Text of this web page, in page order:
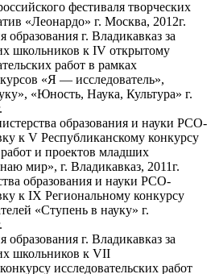
фестиваля творческих
«Леонардо» г. Москва, 2012г.
образования г. Владикавказ за
школьников к IV открытому
работ в рамках
«Я — исследователь»,
«Юность, Наука, Культура» г.
образования и науки РСО-
к V Республиканскому конкурсу
работ и проектов младших
мир», г. Владикавказ, 2011г.
образования и науки РСО-
к IX Региональному конкурсу
«Ступень в науку» г.
образования г. Владикавказ за
школьников к VII
исследовательских работ